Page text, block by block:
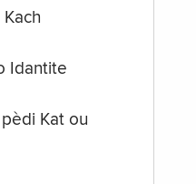
Idantite
Kat ou